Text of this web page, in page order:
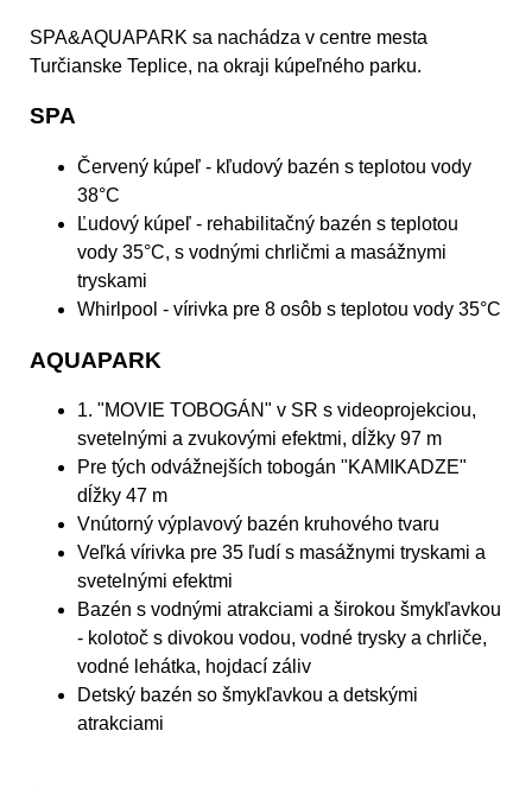
SPA&AQUAPARK sa nachádza v centre mesta
Turčianske Teplice, na okraji kúpeľného parku.
SPA
Červený kúpeľ - kľudový bazén s teplotou vody
38°C
Ľudový kúpeľ - rehabilitačný bazén s teplotou
vody 35°C, s vodnými chrličmi a masážnymi
tryskami
Whirlpool - vírivka pre 8 osôb s teplotou vody 35°C
AQUAPARK
1. "MOVIE TOBOGÁN" v SR s videoprojekciou,
svetelnými a zvukovými efektmi, dĺžky 97 m
Pre tých odvážnejších tobogán "KAMIKADZE"
dĺžky 47 m
Vnútorný výplavový bazén kruhového tvaru
Veľká vírivka pre 35 ľudí s masážnymi tryskami a
svetelnými efektmi
Bazén s vodnými atrakciami a širokou šmykľavkou
- kolotoč s divokou vodou, vodné trysky a chrliče,
vodné lehátka, hojdací záliv
Detský bazén so šmykľavkou a detskými
atrakciami